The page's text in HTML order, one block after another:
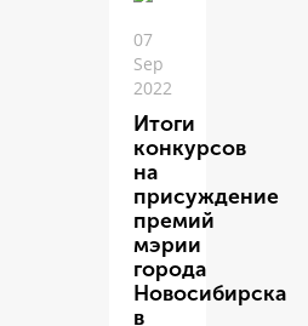
07
Sep
2022
Итоги
конкурсов
на
присуждение
премий
мэрии
города
Новосибирска
в